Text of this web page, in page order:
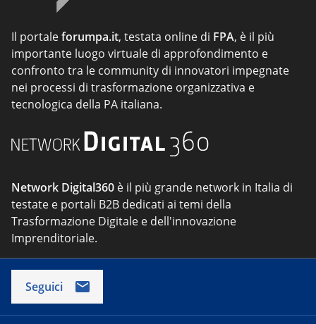
Il portaleforumpa.it, testata online di FPA, è il più
importante luogo virtuale di approfondimento e
confronto tra le community di innovatori impegnate
nei processi di trasformazione organizzativa e
tecnologica della PA italiana.
Network Digital360 è il più grande network in Italia di
testate e portali B2B dedicati ai temi della
Trasformazione Digitale e dell'innovazione
Imprenditoriale.
Seguici